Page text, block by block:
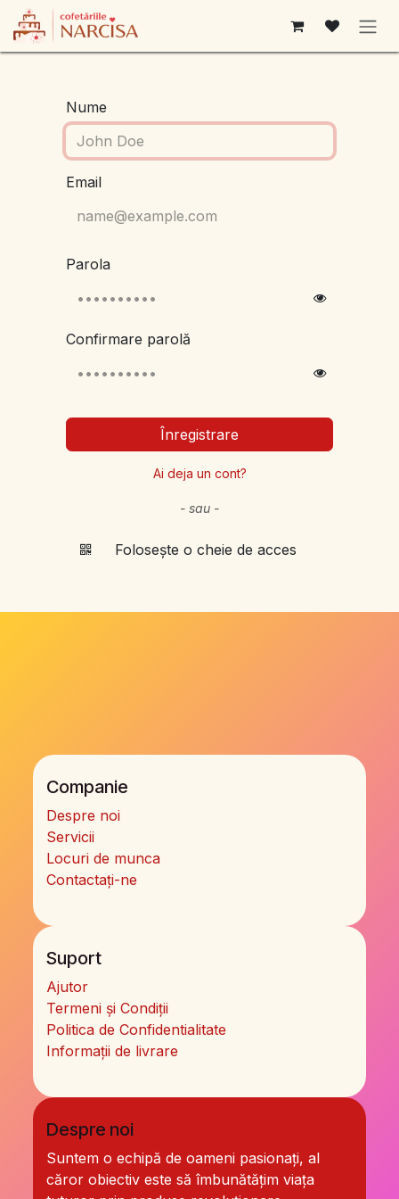
Sari la conținut
Nume
Email
Parola
Confirmare parolă
Înregistrare
Ai deja un cont?
- sau -
Folosește o cheie de acces
Companie
Despre noi
Servicii
Locuri de munca
Contactați-ne
Suport
Ajutor
Termeni și Condiții
Politica de Confidentialitate
Informații de livrare
Despre noi
Suntem o echipă de oameni pasionați, al
căror obiectiv este să îmbunătățim viața